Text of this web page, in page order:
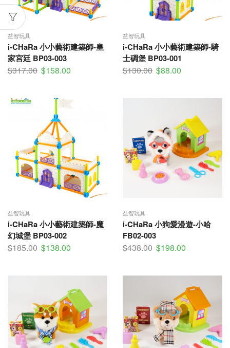
益智玩具
i-CHaRa 小小藝術建築師-皇
家宮廷 BP03-003
$317.00 $158.00
益智玩具
i-CHaRa 小小藝術建築師-騎
士碉堡 BP03-001
$130.00 $88.00
益智玩具
i-CHaRa 小小藝術建築師-魔
幻城堡 BP03-002
$185.00 $138.00
益智玩具
i-CHaRa 小狗愛漫遊-小哈
FB02-003
$438.00 $198.00